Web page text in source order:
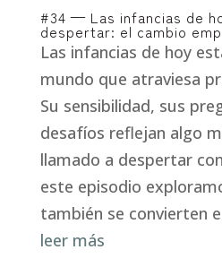
#34 — Las infancias de
despertar: el cambio
Las infancias de hoy
mundo que atraviesa
Su sensibilidad, sus
desafíos reflejan algo
llamado a despertar
este episodio
también se convierten
leer más